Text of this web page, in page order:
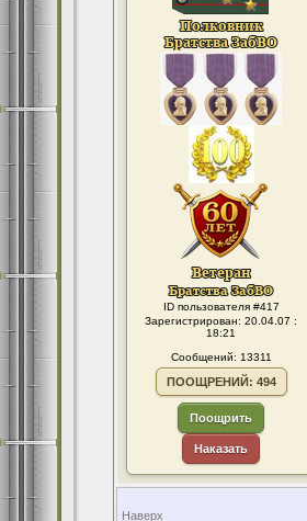
ID пользователя #417
Зарегистрирован: 20.04.07 :
18:21
Сообщений: 13311
ПООЩРЕНИЙ: 494
Поощрить
Наказать
Наверх